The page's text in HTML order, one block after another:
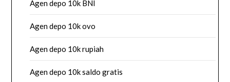
Agen depo 10k BNI
Agen depo 10k ovo
Agen depo 10k rupiah
Agen depo 10k saldo gratis